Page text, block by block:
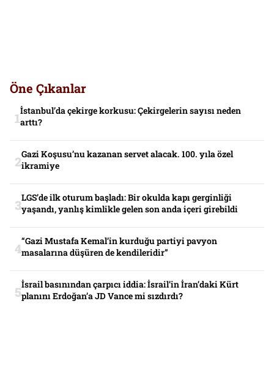
Öne Çıkanlar
İstanbul’da çekirge korkusu: Çekirgelerin sayısı neden
arttı?
Gazi Koşusu’nu kazanan servet alacak. 100. yıla özel
ikramiye
LGS’de ilk oturum başladı: Bir okulda kapı gerginliği
yaşandı, yanlış kimlikle gelen son anda içeri girebildi
“Gazi Mustafa Kemal’in kurduğu partiyi pavyon
masalarına düşüren de kendileridir”
İsrail basınından çarpıcı iddia: İsrail’in İran’daki Kürt
planını Erdoğan’a JD Vance mi sızdırdı?